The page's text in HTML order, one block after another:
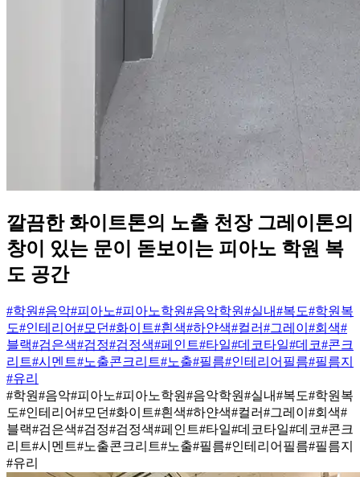
깔끔한 화이트톤의 노출 천장 그레이톤의
창이 있는 문이 돋보이는 피아노 학원 복
도 공간
#학원#음악#피아노#피아노학원#음악학원#실내#복도#학원복
도#인테리어#모던#화이트#흰색#하얀색#컬러#그레이 #회색#
블랙#검은색#검정#검정색#페인트#타일#데코타일#데코#콘크
리트#시멘트#노출콘크리트#노출#필름#인테리어필름#필름지
#유리
#학원#음악#피아노#피아노학원#음악학원#실내#복도#학원복
도#인테리어#모던#화이트#흰색#하얀색#컬러#그레이 #회색#
블랙#검은색#검정#검정색#페인트#타일#데코타일#데코#콘크
리트#시멘트#노출콘크리트#노출#필름#인테리어필름#필름지
#유리